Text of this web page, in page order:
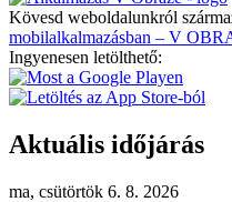
Kövesd weboldalunkról
mobilalkalmazásban – V
Ingyenesen letölthető:
Aktuális időjárás
ma, csütörtök 6. 8. 2026